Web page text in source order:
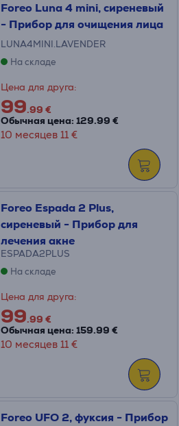
Foreo Luna 4 mini, сиреневый
- Прибор для очищения лица
LUNA4MINI.LAVENDER
На складе
Цена для друга:
99.99 €
Обычная цена: 129.99 €
10 месяцев 11 €
Foreo Espada 2 Plus,
сиреневый - Прибор для
лечения акне
ESPADA2PLUS
На складе
Цена для друга:
99.99 €
Обычная цена: 159.99 €
10 месяцев 11 €
Foreo UFO 2, фуксия - Прибор